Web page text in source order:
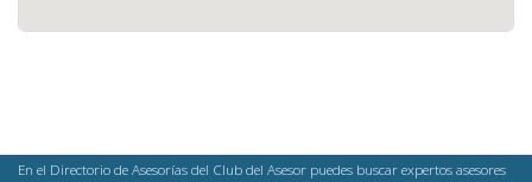
En el Directorio de Asesorías del Club del Asesor puedes buscar expertos asesores